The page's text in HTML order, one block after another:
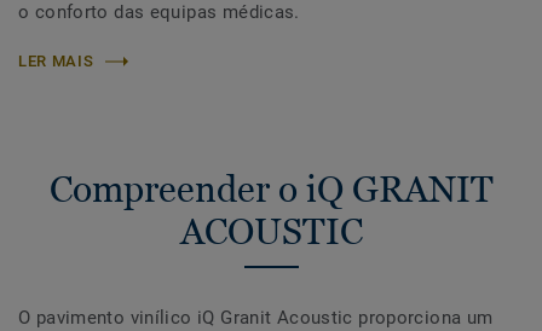
o conforto das equipas médicas.
LER MAIS
Compreender o iQ GRANIT
ACOUSTIC
O pavimento vinílico iQ Granit Acoustic proporciona um